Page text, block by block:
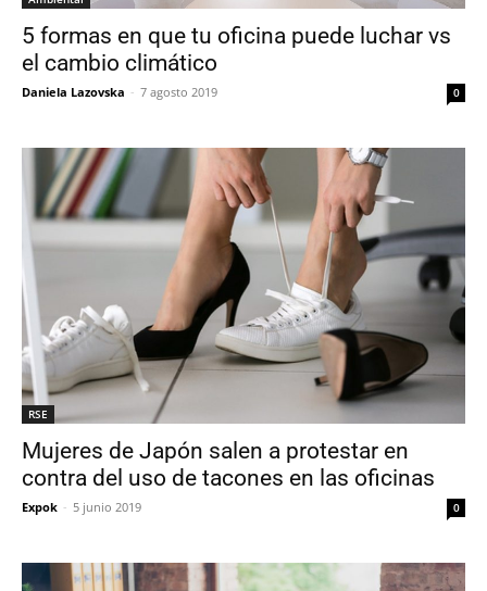
5 formas en que tu oficina puede luchar vs
el cambio climático
Daniela Lazovska - 7 agosto 2019 0
RSE
Mujeres de Japón salen a protestar en
contra del uso de tacones en las oficinas
Expok - 5 junio 2019 0